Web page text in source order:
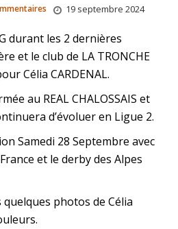
19 septembre 2024
durant les 2 dernières
et le club de LA TRONCHE
Célia CARDENAL.
au REAL CHALOSSAIS et
d’évoluer en Ligue 2.
Samedi 28 Septembre avec
et le derby des Alpes
photos de Célia